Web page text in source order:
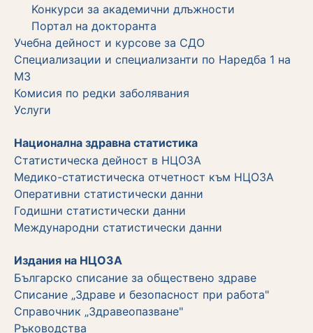
Koнкурси за академични длъжности
Портал на докторанта
Учебна дейност и курсове за СДО
Специализации и специализанти по Наредба 1 на
МЗ
Комисия по редки заболявания
Услуги
Национална здравна статистика
Статистическа дейност в НЦОЗА
Медико-статистическа отчетност към НЦОЗА
Оперативни статистически данни
Годишни статистически данни
Международни статистически данни
Издания на НЦОЗА
Българско списание за обществено здраве
Списание „Здраве и безопасност при работа"
Справочник „Здравеопазване"
Ръководства